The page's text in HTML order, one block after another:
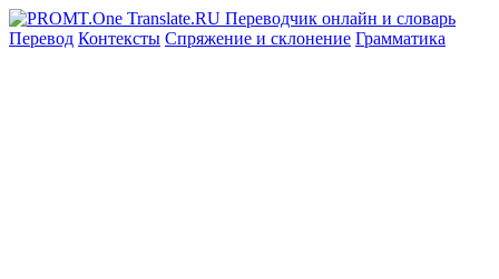
Перевод Контексты Спряжение и склонение Грамматика